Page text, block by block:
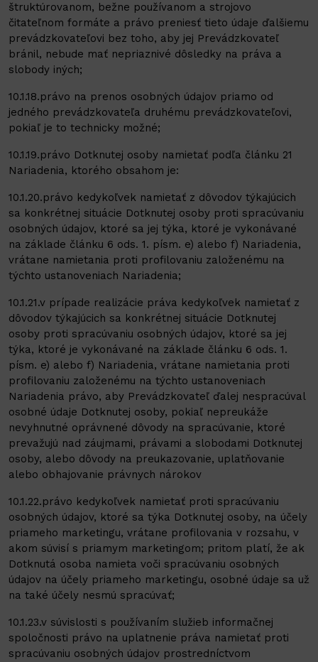
štruktúrovanom, bežne používanom a strojovo
čitateľnom formáte a právo preniesť tieto údaje ďalšiemu
prevádzkovateľovi bez toho, aby jej Prevádzkovateľ
bránil, nebude mať nepriaznivé dôsledky na práva a
slobody iných;
10.1.18.právo na prenos osobných údajov priamo od
jedného prevádzkovateľa druhému prevádzkovateľovi,
pokiaľ je to technicky možné;
10.1.19.právo Dotknutej osoby namietať podľa článku 21
Nariadenia, ktorého obsahom je:
10.1.20.právo kedykoľvek namietať z dôvodov týkajúcich
sa konkrétnej situácie Dotknutej osoby proti spracúvaniu
osobných údajov, ktoré sa jej týka, ktoré je vykonávané
na základe článku 6 ods. 1. písm. e) alebo f) Nariadenia,
vrátane namietania proti profilovaniu založenému na
týchto ustanoveniach Nariadenia;
10.1.21.v prípade realizácie práva kedykoľvek namietať z
dôvodov týkajúcich sa konkrétnej situácie Dotknutej
osoby proti spracúvaniu osobných údajov, ktoré sa jej
týka, ktoré je vykonávané na základe článku 6 ods. 1.
písm. e) alebo f) Nariadenia, vrátane namietania proti
profilovaniu založenému na týchto ustanoveniach
Nariadenia právo, aby Prevádzkovateľ ďalej nespracúval
osobné údaje Dotknutej osoby, pokiaľ nepreukáže
nevyhnutné oprávnené dôvody na spracúvanie, ktoré
prevažujú nad záujmami, právami a slobodami Dotknutej
osoby, alebo dôvody na preukazovanie, uplatňovanie
alebo obhajovanie právnych nárokov
10.1.22.právo kedykoľvek namietať proti spracúvaniu
osobných údajov, ktoré sa týka Dotknutej osoby, na účely
priameho marketingu, vrátane profilovania v rozsahu, v
akom súvisí s priamym marketingom; pritom platí, že ak
Dotknutá osoba namieta voči spracúvaniu osobných
údajov na účely priameho marketingu, osobné údaje sa už
na také účely nesmú spracúvať;
10.1.23.v súvislosti s používaním služieb informačnej
spoločnosti právo na uplatnenie práva namietať proti
spracúvaniu osobných údajov prostredníctvom